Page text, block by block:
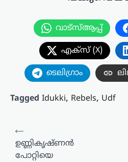
വാട്സ്ആപ്പ്
എക്സ് (X)
ടെലിഗ്രാം
Tagged Idukki, Rebels, Udf
പോസ്റ്റുകളിലൂടെ
⟵
ഉണ്ണികൃഷ്ണൻ
പോറ്റിയെ